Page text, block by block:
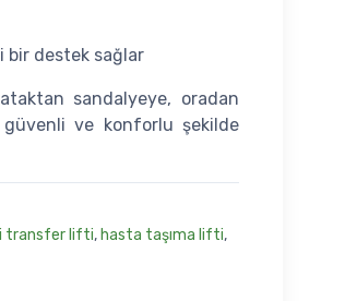
bir destek sağlar
sandalyeye, oradan
ve konforlu şekilde
transfer lifti, hasta taşıma lifti,